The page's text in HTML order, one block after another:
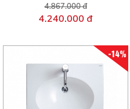
4.867.000 đ
4.240.000 đ
-14%